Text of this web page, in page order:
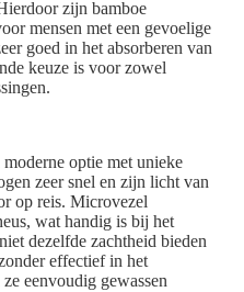
zijn bamboe
mensen met een gevoelige
goed in het absorberen van
keuze is voor zowel
optie met unieke
zeer snel en zijn licht van
op reis. Microvezel
wat handig is bij het
dezelfde zachtheid bieden
effectief in het
eenvoudig gewassen